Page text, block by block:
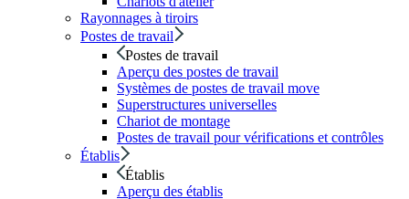
Rayonnages à tiroirs
Postes de travail
Postes de travail
Aperçu des postes de travail
Systèmes de postes de travail move
Superstructures universelles
Chariot de montage
Postes de travail pour vérifications et contrôles
Établis
Établis
Aperçu des établis